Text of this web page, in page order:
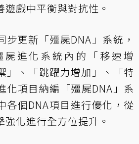
戲中平衡與對抗性。
步更新「殭屍DNA」系統，
屍進化系統內的「移速增
」、「跳躍力增加」、「特
化項目納編「殭屍DNA」系
各個DNA項目進行優化，從
化進行全方位提升。